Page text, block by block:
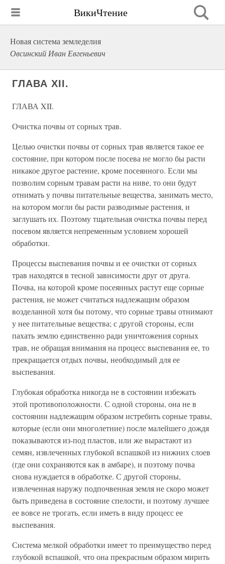
ВикиЧтение
Новая система земледелия
Овсинский Иван Евгеньевич
ГЛАВА XII.
ГЛАВА XII.
Очистка почвы от сорных трав.
Целью очистки почвы от сорных трав является такое ее
состояние, при котором после посева не могло бы расти
никакое другое растение, кроме посеянного. Если мы
позволим сорным травам расти на ниве, то они будут
отнимать у почвы питательные вещества, занимать место,
на котором могли бы расти разводимые растения, и
заглушать их. Поэтому тщательная очистка почвы перед
посевом является непременным условием хорошей
обработки.
Процессы выспевания почвы и ее очистки от сорных
трав находятся в тесной зависимости друг от друга.
Почва, на которой кроме посеянных растут еще сорные
растения, не может считаться надлежащим образом
возделанной хотя бы потому, что сорные травы отнимают
у нее питательные вещества; с другой стороны, если
пахать землю единственно ради уничтожения сорных
трав, не обращая внимания на процесс выспевания ее, то
прекращается отдых почвы, необходимый для ее
выспевания.
Глубокая обработка никогда не в состоянии избежать
этой противоположности. С одной стороны, она не в
состоянии надлежащим образом истребить сорные травы,
которые (если они многолетние) после малейшего дождя
показываются из-под пластов, или же вырастают из
семян, извлеченных глубокой вспашкой из нижних слоев
(где они сохраняются как в амбаре), и поэтому почва
снова нуждается в обработке. С другой стороны,
извлеченная наружу подпочвенная земля не скоро может
быть приведена в состояние спелости, и поэтому лучшее
ее вовсе не трогать, если иметь в виду процесс ее
выспевания.
Система мелкой обработки имеет то преимущество перед
глубокой вспашкой, что она прекрасным образом мирить